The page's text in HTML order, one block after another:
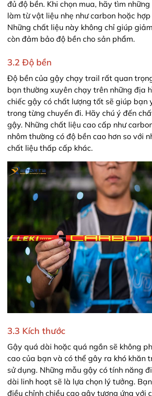
đủ độ bền. Khi chọn mua, hãy tìm
làm từ vật liệu nhẹ như carbon hoặc hợp
Những chất liệu này không chỉ giúp
còn đảm bảo độ bền cho sản phẩm.
3.2 Độ bền
Độ bền của gậy chạy trail rất quan
bạn thường xuyên chạy trên những địa
chiếc gậy có chất lượng tốt sẽ giúp bạn
trong từng chuyến đi. Hãy chú ý đến
gậy. Những chất liệu cao cấp như
nhôm thường có độ bền cao hơn so với
chất liệu thấp cấp khác.
3.3 Kích thước
Gậy quá dài hoặc quá ngắn sẽ không
cao của bạn và có thể gây ra khó khăn
sử dụng. Những mẫu gậy có tính năng
dài linh hoạt sẽ là lựa chọn lý tưởng.
điều chỉnh chiều cao gậy tương ứng với